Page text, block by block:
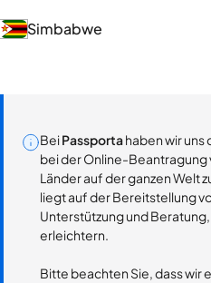
Simbabwe
BeiPassportahaben wir uns
bei der Online-Beantragung
Länder auf der ganzen Welt
liegt auf der Bereitstellung
Unterstützung und
erleichtern.
Bitte beachten Sie, dass wir